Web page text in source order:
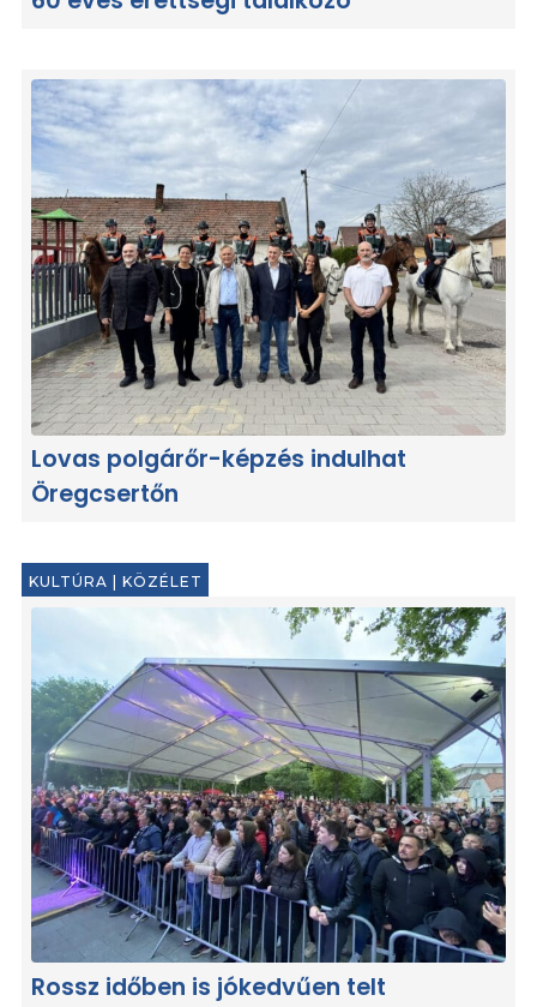
Lovas polgárőr-képzés indulhat
Öregcsertőn
KULTÚRA KÖZÉLET
Rossz időben is jókedvűen telt